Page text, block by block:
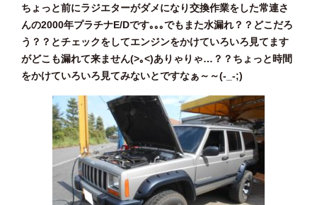
ちょっと前にラジエターがダメになり交換作業をした常連さ
んの2000年プラチナE/Dです｡｡｡でもまた水漏れ？？どこだろ
う？？とチェックをしてエンジンをかけていろいろ見てます
がどこも漏れて来ません(>｡<)ありゃりゃ…？？ちょっと時間
をかけていろいろ見てみないとですなぁ～～(-_-;)